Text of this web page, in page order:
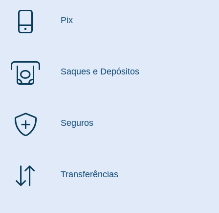
Pix
Saques e Depósitos
Seguros
Transferências